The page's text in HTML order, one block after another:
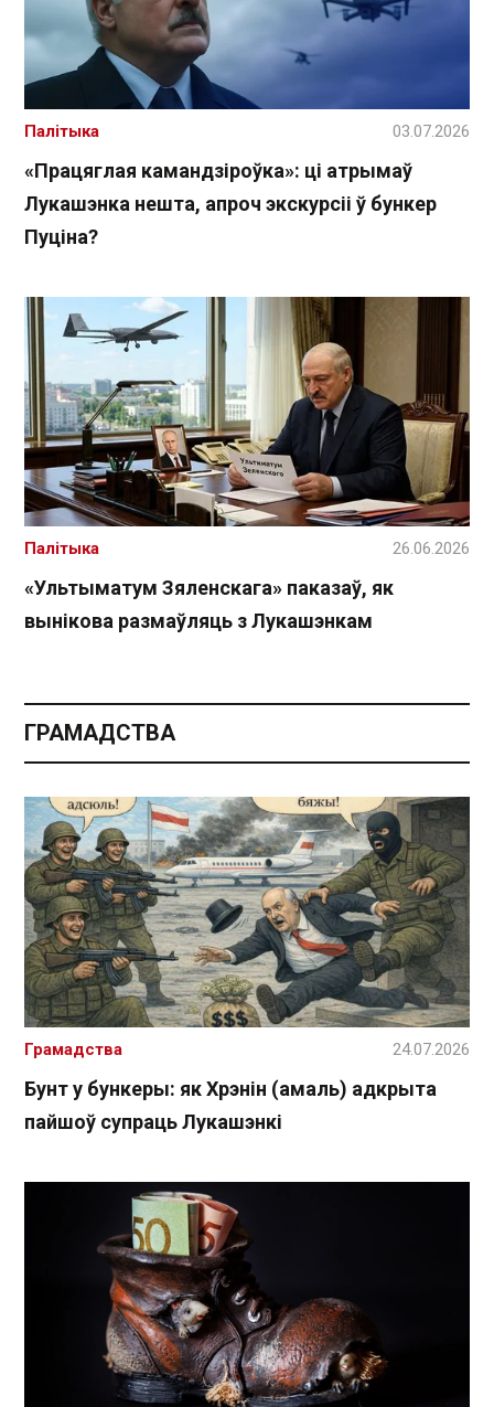
«Працяглая камандзіроўка»: ці атрымаў
Лукашэнка нешта, апроч экскурсіі ў бункер
Пуціна?
Палітыка 03.07.2026
«Ультыматум Зяленскага» паказаў, як
вынікова размаўляць з Лукашэнкам
Палітыка 26.06.2026
ГРАМАДСТВА
Бунт у бункеры: як Хрэнін (амаль) адкрыта
пайшоў супраць Лукашэнкі
Грамадства 24.07.2026